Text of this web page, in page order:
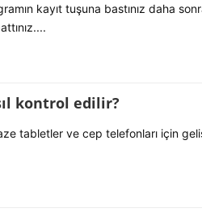
kayıt tuşuna bastınız daha
kontrol edilir?
tabletler ve cep telefonları için